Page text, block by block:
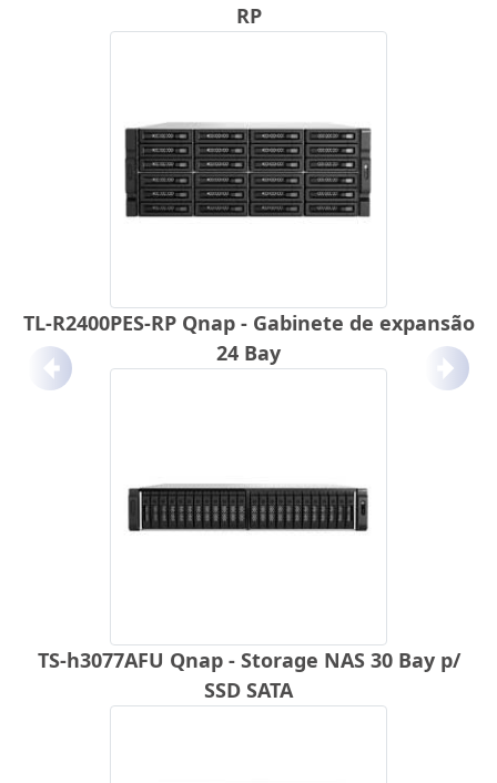
RP
TL-R2400PES-RP Qnap - Gabinete de expansão
24 Bay
TS-h3077AFU Qnap - Storage NAS 30 Bay p/
SSD SATA
Anterior